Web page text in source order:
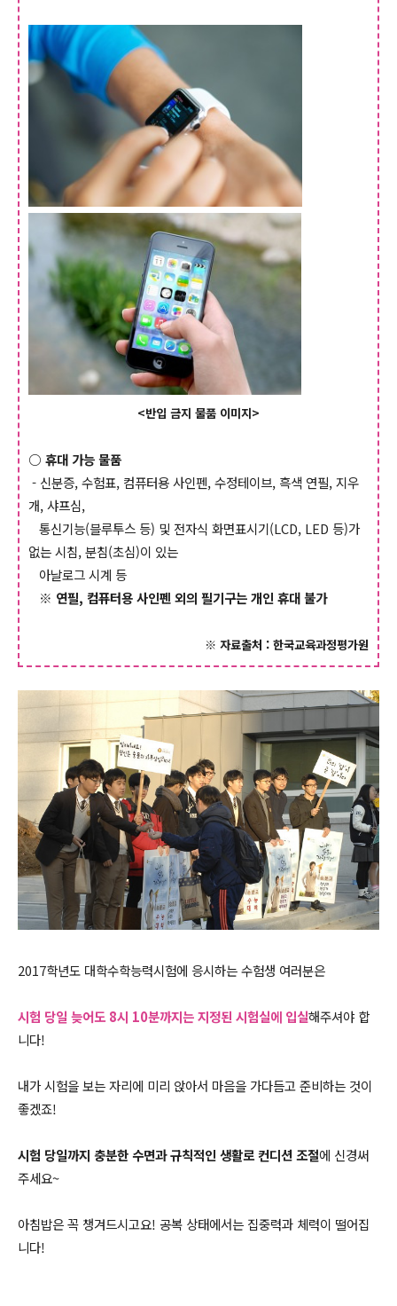
<반입 금지 물품 이미지>
○ 휴대 가능 물품
- 신분증, 수험표, 컴퓨터용 사인펜, 수정테이브, 흑색 연필, 지우
개, 샤프심,
통신기능(블루투스 등) 및 전자식 화면표시기(LCD, LED 등)가
없는 시침, 분침(초심)이 있는
아날로그 시계 등
※ 연필, 컴퓨터용 사인펜 외의 필기구는 개인 휴대 불가
※ 자료출처 : 한국교육과정평가원
2017학년도 대학수학능력시험에 응시하는 수험생 여러분은
시험 당일 늦어도 8시 10분까지는 지정된 시험실에 입실해주셔야 합
니다!
내가 시험을 보는 자리에 미리 앉아서 마음을 가다듬고 준비하는 것이
좋겠죠!
시험 당일까지 충분한 수면과 규칙적인 생활로 컨디션 조절에 신경써
주세요~
아침밥은 꼭 챙겨드시고요! 공복 상태에서는 집중력과 체력이 떨어집
니다!